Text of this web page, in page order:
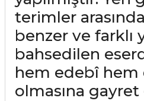
terimler
benzer ve farklı
bahsedilen
hem edebî hem
olmasına